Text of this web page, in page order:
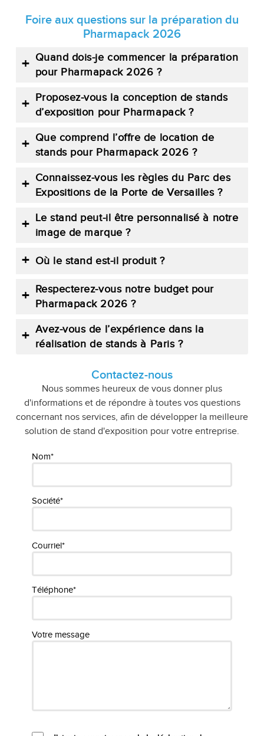
Foire aux questions sur la préparation du
Pharmapack 2026
Quand dois-je commencer la préparation
pour Pharmapack 2026 ?
Proposez-vous la conception de stands
d’exposition pour Pharmapack ?
Que comprend l’offre de location de
stands pour Pharmapack 2026 ?
Connaissez-vous les règles du Parc des
Expositions de la Porte de Versailles ?
Le stand peut-il être personnalisé à notre
image de marque ?
Où le stand est-il produit ?
Respecterez-vous notre budget pour
Pharmapack 2026 ?
Avez-vous de l’expérience dans la
réalisation de stands à Paris ?
Contactez-nous
Nous sommes heureux de vous donner plus
d'informations et de répondre à toutes vos questions
concernant nos services, afin de développer la meilleure
solution de stand d'exposition pour votre entreprise.
Nom*
Société*
Courriel*
Téléphone*
Votre message